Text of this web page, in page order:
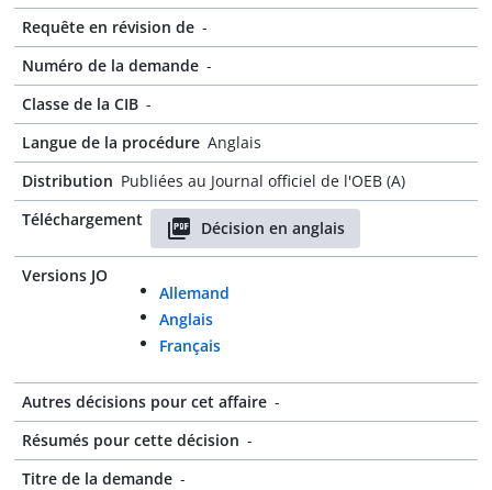
Requête en révision de -
Numéro de la demande -
Classe de la CIB -
Langue de la procédure Anglais
Distribution Publiées au Journal officiel de l'OEB (A)
Téléchargement
Décision en anglais
Versions JO
Allemand
Anglais
Français
Autres décisions pour cet affaire -
Résumés pour cette décision -
Titre de la demande -